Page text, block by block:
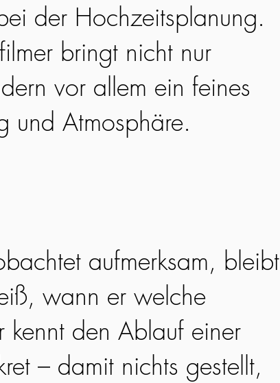
der Hochzeitsplanung.
bringt nicht nur
vor allem ein feines
und Atmosphäre.
aufmerksam, bleibt
wann er welche
kennt den Ablauf einer
– damit nichts gestellt,